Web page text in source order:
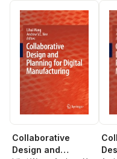
Collaborative
Design and